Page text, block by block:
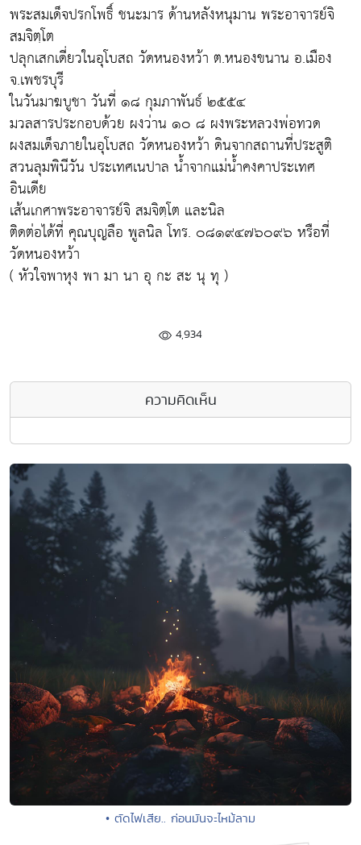
พระสมเด็จปรกโพธิ์ ชนะมาร ด้านหลังหนุมาน พระอาจารย์จิ
สมจิตฺโต
ปลุกเสกเดี่ยวในอุโบสถ วัดหนองหว้า ต.หนองขนาน อ.เมือง
จ.เพชรบุรี
ในวันมาฆบูชา วันที่ ๑๘ กุมภาพันธ์ ๒๕๕๔
มวลสารประกอบด้วย ผงว่าน ๑๐ ๘ ผงพระหลวงพ่อทวด
ผงสมเด็จภายในอุโบสถ วัดหนองหว้า ดินจากสถานที่ประสูติ
สวนลุมพินีวัน ประเทศเนปาล น้ำจากแม่น้ำคงคาประเทศ
อินเดีย
เส้นเกศาพระอาจารย์จิ สมจิตฺโต และนิล
ติดต่อได้ที่ คุณบุญลือ พูลนิล โทร. ๐๘๑๙๔๗๖๐๙๖ หรือที่
วัดหนองหว้า
( หัวใจพาหุง พา มา นา อุ กะ สะ นุ ทุ )
4,934
ความคิดเห็น
• ตัดไฟเสีย.. ก่อนมันจะไหม้ลาม